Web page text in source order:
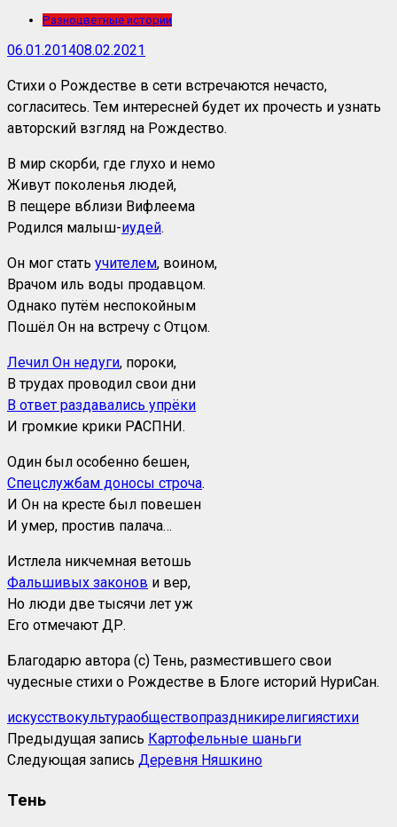
Разноцветные истории
06.01.201408.02.2021
Стихи о Рождестве в сети встречаются нечасто,
согласитесь. Тем интересней будет их прочесть и узнать
авторский взгляд на Рождество.
В мир скорби, где глухо и немо
Живут поколенья людей,
В пещере вблизи Вифлеема
Родился малыш-иудей.
Он мог стать учителем, воином,
Врачом иль воды продавцом.
Однако путём неспокойным
Пошёл Он на встречу с Отцом.
Лечил Он недуги, пороки,
В трудах проводил свои дни
В ответ раздавались упрёки
И громкие крики РАСПНИ.
Один был особенно бешен,
Спецслужбам доносы строча.
И Он на кресте был повешен
И умер, простив палача…
Истлела никчемная ветошь
Фальшивых законов и вер,
Но люди две тысячи лет уж
Его отмечают ДР.
Благодарю автора (с) Тень, разместившего свои
чудесные стихи о Рождестве в Блоге историй НуриСан.
искусствокультураобществопраздникирелигиястихи
Предыдущая запись Картофельные шаньги
Следующая запись Деревня Няшкино
Тень